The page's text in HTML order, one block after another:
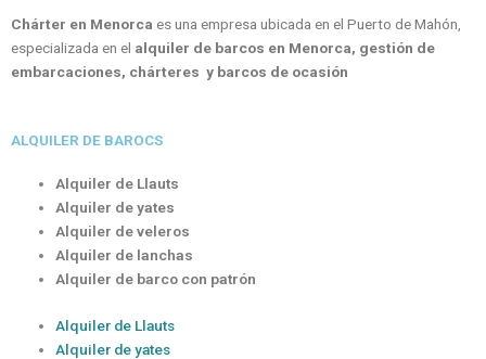
Chárter en Menorca es una empresa ubicada en el Puerto de Mahón,
especializada en el alquiler de barcos en Menorca, gestión de
embarcaciones, chárteres y barcos de ocasión
ALQUILER DE BAROCS
Alquiler de Llauts
Alquiler de yates
Alquiler de veleros
Alquiler de lanchas
Alquiler de barco con patrón
Alquiler de Llauts
Alquiler de yates